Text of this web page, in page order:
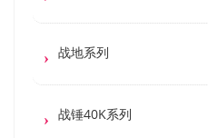
战地系列
战锤40K系列